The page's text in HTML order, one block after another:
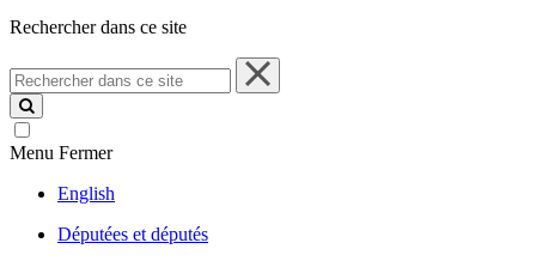
Rechercher dans ce site
Rechercher
dans
ce
site
Menu Fermer
English
Députées et députés